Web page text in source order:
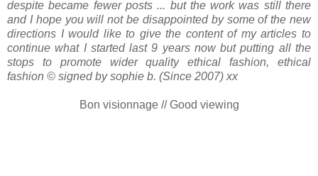
despite became fewer posts ... but the work was still there
and I hope you will not be disappointed by some of the new
directions I would like to give the content of my articles to
continue what I started last 9 years now but putting all the
stops to promote wider quality ethical fashion, ethical
fashion © signed by sophie b. (Since 2007) xx
Bon visionnage // Good viewing